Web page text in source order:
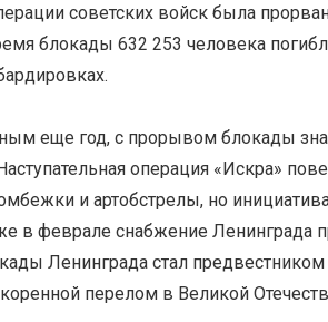
советских войск была
блокады 632 253 человека
еще год, с прорывом блокады
операция «Искра»
и артобстрелы, но
в феврале снабжение Ленинграда
Ленинграда стал
перелом в Великой